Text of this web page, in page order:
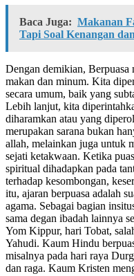
Baca Juga: Makanan
Tapi Soal Kenangan
Dengan demikian,
makan dan minum. Kita
secara umum, baik yang
Lebih lanjut, kita
diharamkan atau yang
merupakan sarana bukan
allah, melainkan juga untuk
sejati ketakwaan. Ketika
spiritual dihadapkan pada
terhadap kesombongan,
itu, ajaran berpuasa adalah
agama. Sebagai bagian
sama degan ibadah lainnya
Yom Kippur, hari Tobat,
Yahudi. Kaum Hindu
misalnya pada hari raya
dan raga. Kaum Kristen